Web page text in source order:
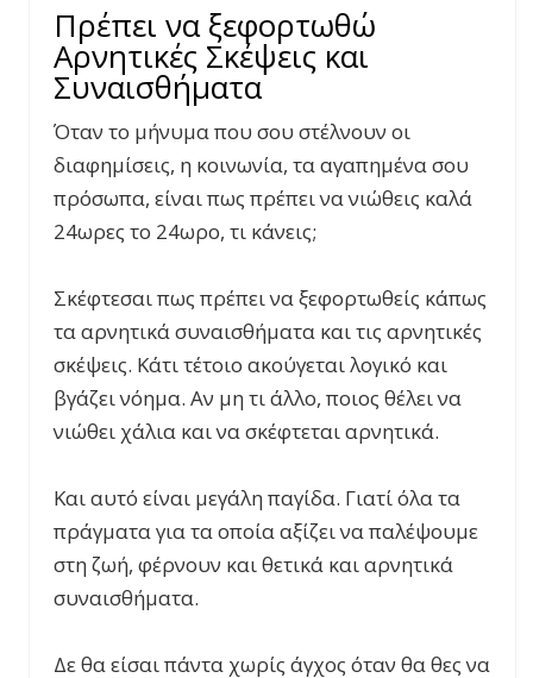
Πρέπει να ξεφορτωθώ
Αρνητικές Σκέψεις και
Συναισθήματα
Όταν το μήνυμα που σου στέλνουν οι
διαφημίσεις, η κοινωνία, τα αγαπημένα σου
πρόσωπα, είναι πως πρέπει να νιώθεις καλά
24ωρες το 24ωρο, τι κάνεις;
Σκέφτεσαι πως πρέπει να ξεφορτωθείς κάπως
τα αρνητικά συναισθήματα και τις αρνητικές
σκέψεις. Κάτι τέτοιο ακούγεται λογικό και
βγάζει νόημα. Αν μη τι άλλο, ποιος θέλει να
νιώθει χάλια και να σκέφτεται αρνητικά.
Και αυτό είναι μεγάλη παγίδα. Γιατί όλα τα
πράγματα για τα οποία αξίζει να παλέψουμε
στη ζωή, φέρνουν και θετικά και αρνητικά
συναισθήματα.
Δε θα είσαι πάντα χωρίς άγχος όταν θα θες να